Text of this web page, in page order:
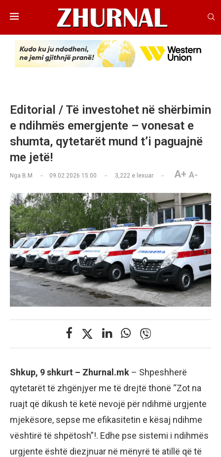
Editorial / Të investohet në shërbimin
e ndihmës emergjente – vonesat e
shumta, qytetarët mund t’i paguajnë
me jetë!
Nga B.M 09.02.2026 15:00 3,222 e lexuar A+ A-
Shkup, 9 shkurt – Zhurnal.mk – Shpeshherë
qytetarët të zhgënjyer me të drejtë thonë “Zot na
ruajt që dikush të ketë nevojë për ndihmë urgjente
mjekësore, sepse me efikasitetin e kësaj ndihme
vështirë të shpëtosh”!. Edhe pse sistemi i ndihmës
urgjente është diezjnuar në mënyrë të atillë që të